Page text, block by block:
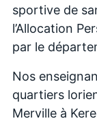
sportive de
l’Allocation
par le
Nos
quartiers
Merville à